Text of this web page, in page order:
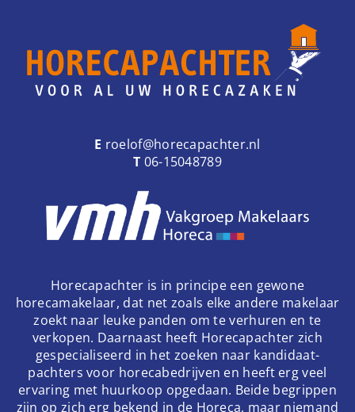
E roelof@horecapachter.nl
T 06-15048789
Horecapachter is in principe een gewone
horecamakelaar, dat net zoals elke andere makelaar
zoekt naar leuke panden om te verhuren en te
verkopen. Daarnaast heeft Horecapachter zich
gespecialiseerd in het zoeken naar kandidaat-
pachters voor horecabedrijven en heeft erg veel
ervaring met huurkoop opgedaan. Beide begrippen
zijn op zich erg bekend in de Horeca, maar niemand